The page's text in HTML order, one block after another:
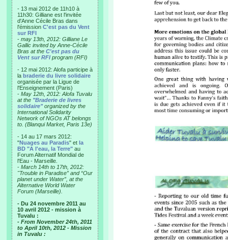
- 13 mai 2012 de 11h10 à
11h30: Gilliane est l'invitée
d'Anne Cécile Bras dans
l'émission C'est pas du Vent
sur RFI
- may 13th, 2012: Gilliane Le
Gallic invited by Anne-Cécile
Bras at the C'est pas du
Vent sur RFI program (RFI)
- 12 mai 2012: Alofa participe à
la braderie du livre solidaire
organisée par la Ligue de
l'Enseignement (Paris)
- May 12th, 2012: Alofa Tuvalu
at the "Braderie de livres
solidaire"organized by the
International Solidarity
Network of NGOs AT belongs
to. (Blanqui Market, Paris 13e)
- 14 au 17 mars 2012:
"Nuages au Paradis" et la
BD "A l'eau, la Terre" au
Forum Alternatif Mondial de
l'Eau - Marseille.
- March 14th to 17th, 2012:
"Trouble in Paradise” and “Our
planet under Water”, at the
Alternative World Water
Forum (Marseille).
- Du 24 novembre 2011 au
10 avril 2012 - mission à
Tuvalu :
- From November 24th, 2011
to April 10th, 2012 - Mission
in Tuvalu :